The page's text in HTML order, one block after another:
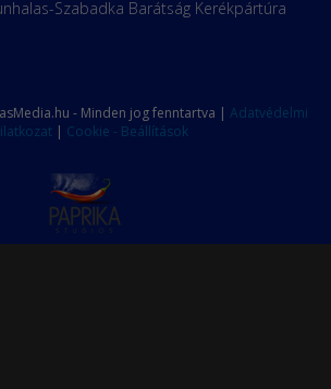
Szabadka Barátság Kerékpártúra
- Minden jog fenntartva | Adatvédelmi
| Cookie - Beállítások